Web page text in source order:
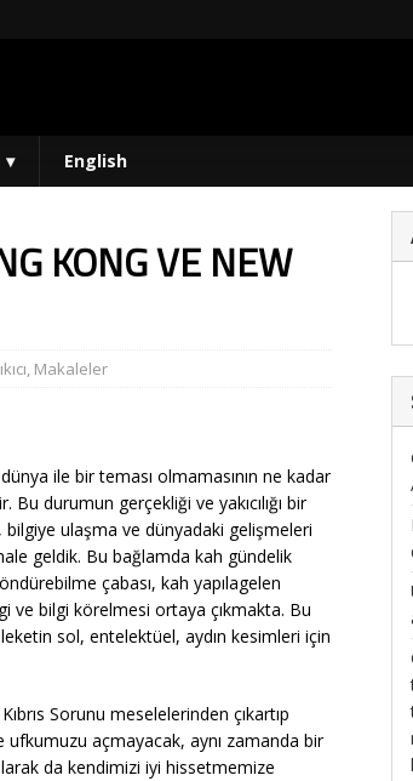
▾ English
KONG VE NEW
, Makaleler
ile bir teması olmamasının ne kadar
Bu durumun gerçekliği ve yakıcılığı bir
ulaşma ve dünyadaki gelişmeleri
geldik. Bu bağlamda kah gündelik
çabası, kah yapılagelen
ve bilgi körelmesi ortaya çıkmakta. Bu
sol, entelektüel, aydın kesimleri için
Sorunu meselelerinden çıkartıp
açmayacak, aynı zamanda bir
da kendimizi iyi hissetmemize